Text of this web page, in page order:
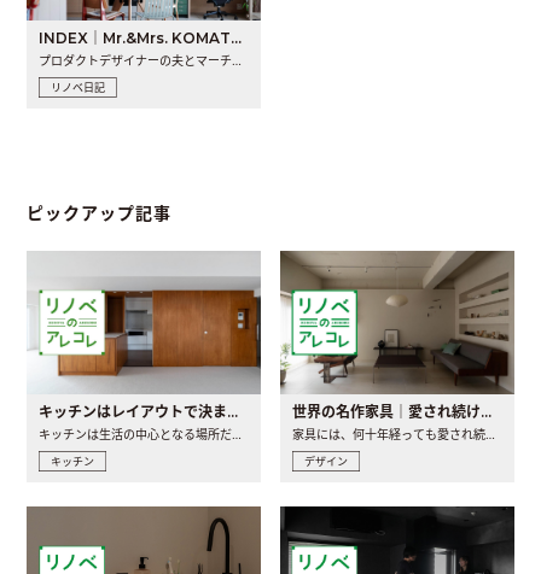
INDEX｜Mr.&Mrs. KOMATSU renovation diary
リノベ日記
ピックアップ記事
キッチンはレイアウトで決まる。後悔しないための考え方と選び方
キッチンは生活の中心となる場所だからこそ、家の中のどこに置..
キッチン
世界の名作家具｜愛され続ける理由と一生モノとの出会い方
家具には、何十年経っても愛され続ける「名作」と呼ばれるもの..
デザイン